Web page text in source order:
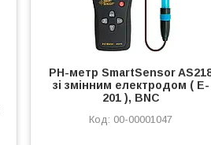
PH-метр SmartSensor
зі змінним електродом ( E-
201 ), BNC
00-00001047